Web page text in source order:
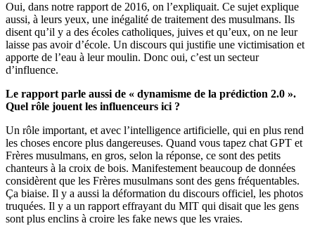
Oui, dans notre rapport de 2016, on l’expliquait. Ce sujet explique
aussi, à leurs yeux, une inégalité de traitement des musulmans. Ils
disent qu’il y a des écoles catholiques, juives et qu’eux, on ne leur
laisse pas avoir d’école. Un discours qui justifie une victimisation et
apporte de l’eau à leur moulin. Donc oui, c’est un secteur
d’influence.
Le rapport parle aussi de « dynamisme de la prédiction 2.0 ».
Quel rôle jouent les influenceurs ici ?
Un rôle important, et avec l’intelligence artificielle, qui en plus rend
les choses encore plus dangereuses. Quand vous tapez chat GPT et
Frères musulmans, en gros, selon la réponse, ce sont des petits
chanteurs à la croix de bois. Manifestement beaucoup de données
considèrent que les Frères musulmans sont des gens fréquentables.
Ça biaise. Il y a aussi la déformation du discours officiel, les photos
truquées. Il y a un rapport effrayant du MIT qui disait que les gens
sont plus enclins à croire les fake news que les vraies.